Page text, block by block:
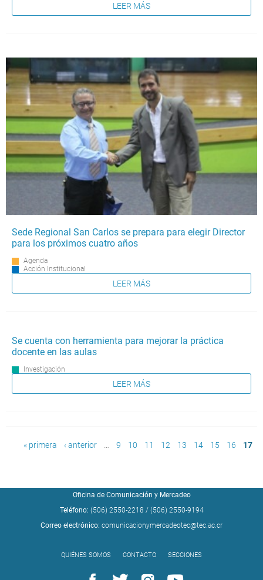
LEER MÁS
Sede Regional San Carlos se prepara para elegir Director
para los próximos cuatro años
Agenda
Acción Institucional
LEER MÁS
Se cuenta con herramienta para mejorar la práctica
docente en las aulas
Investigación
LEER MÁS
Páginas
« primera ‹ anterior … 9 10 11 12 13 14 15 16 17
Oficina de Comunicación y Mercadeo
Teléfono: (506) 2550-2218 / (506) 2550-9194
Correo electrónico: comunicacionymercadeotec@tec.ac.cr
QUIÉNES SOMOS CONTACTO SECCIONES